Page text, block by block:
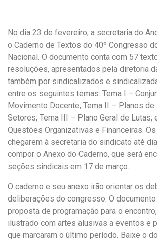
b
o
o
s
A
p
p
No dia 23 de fevereiro, a secretaria do
o Caderno de Textos do 40º Congresso
Nacional. O documento conta com 57
resoluções, apresentados pela diretoria
também por sindicalizados e
entre os seguintes temas: Tema I –
Movimento Docente; Tema II – Planos
Setores; Tema III – Plano Geral de Lutas;
Questões Organizativas e Financeiras.
chegarem à secretaria do sindicato até
compor o Anexo do Caderno, que será
seções sindicais em 17 de março.
O caderno e seu anexo irão orientar os
deliberações do congresso. O
proposta de programação para o
ilustrado com artes alusivas a eventos e
que marcaram o último período. Baixe o